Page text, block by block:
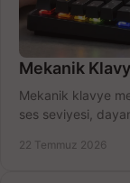
Mekanik
Mekanik klavye
ses seviyesi,
22 Temmuz 2026